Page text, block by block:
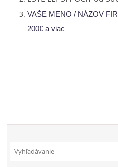
VAŠE MENO / NÁZOV
200€ a viac